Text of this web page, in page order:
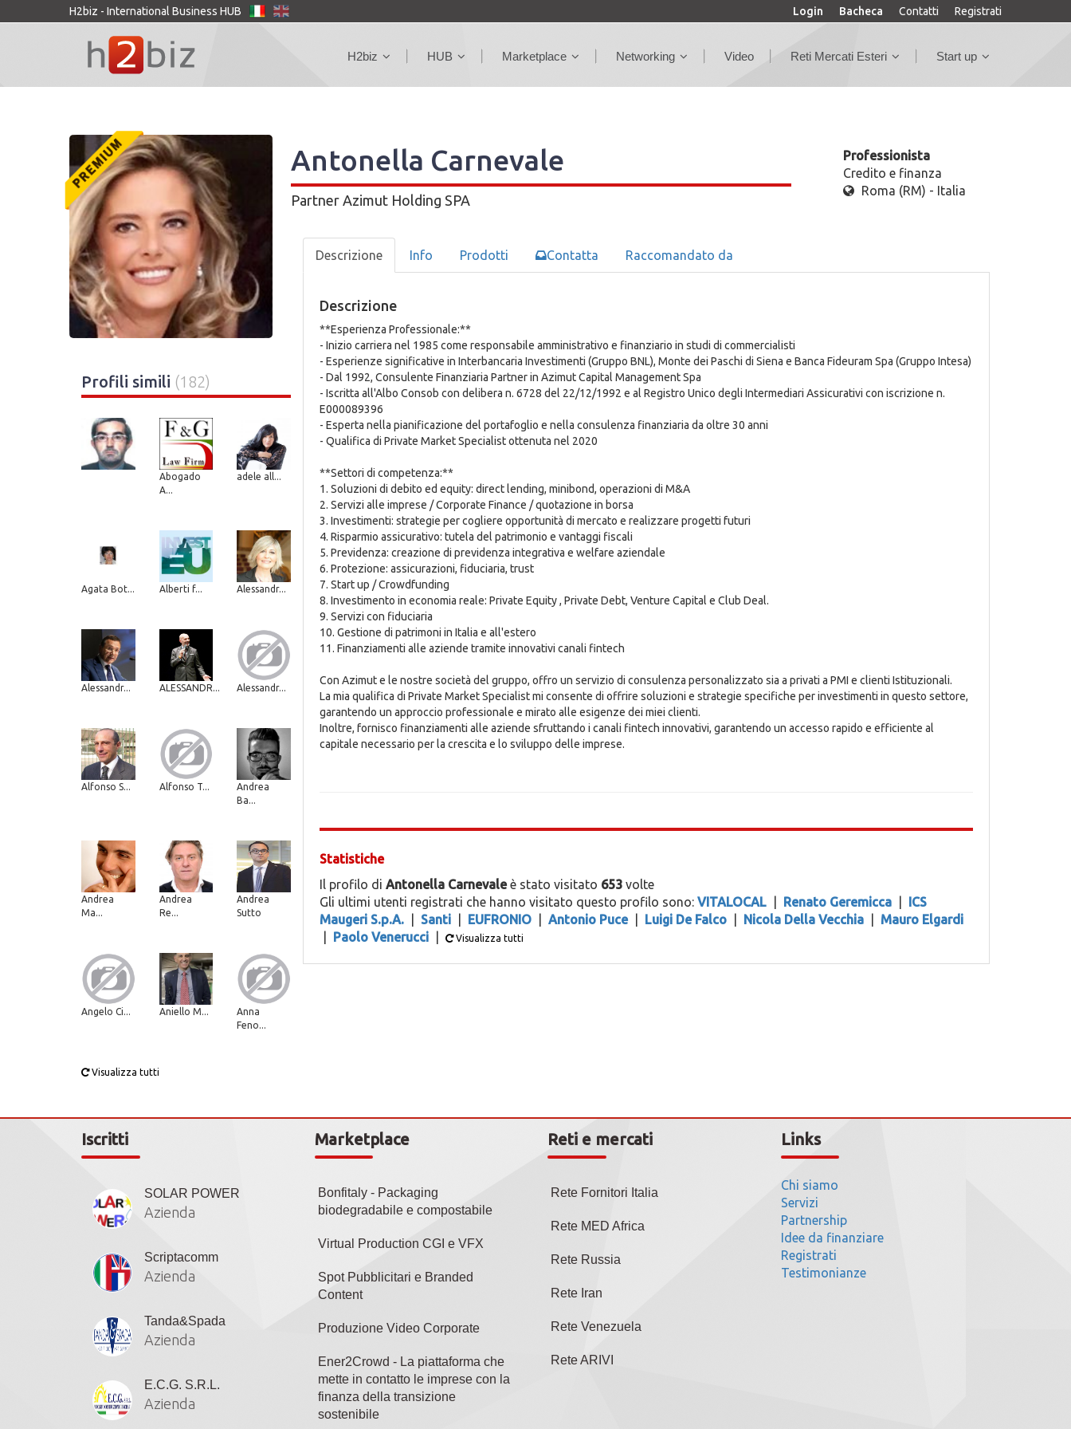
H2biz - International Business HUB Login Bacheca Contatti Registrati
H2biz HUB Marketplace Networking Video Reti Mercati Esteri Start up
Antonella Carnevale
Partner Azimut Holding SPA
Professionista
Credito e finanza
Roma (RM) - Italia
Profili simili (182)
Abogado
A...
adele all...
Agata Bot... Alberti f... Alessandr...
Alessandr... ALESSANDR... Alessandr...
Alfonso S... Alfonso T...
Andrea
Ba...
Andrea
Ma...
Andrea
Re...
Andrea
Sutto
Angelo Ci... Aniello M...
Anna
Feno...
Visualizza tutti
Descrizione Info Prodotti Contatta Raccomandato da
Descrizione
**Esperienza Professionale:**
- Inizio carriera nel 1985 come responsabile amministrativo e finanziario in studi di commercialisti
- Esperienze significative in Interbancaria Investimenti (Gruppo BNL), Monte dei Paschi di Siena e Banca Fideuram Spa (Gruppo Intesa)
- Dal 1992, Consulente Finanziaria Partner in Azimut Capital Management Spa
- Iscritta all'Albo Consob con delibera n. 6728 del 22/12/1992 e al Registro Unico degli Intermediari Assicurativi con iscrizione n.
E000089396
- Esperta nella pianificazione del portafoglio e nella consulenza finanziaria da oltre 30 anni
- Qualifica di Private Market Specialist ottenuta nel 2020
**Settori di competenza:**
1. Soluzioni di debito ed equity: direct lending, minibond, operazioni di M&A
2. Servizi alle imprese / Corporate Finance / quotazione in borsa
3. Investimenti: strategie per cogliere opportunità di mercato e realizzare progetti futuri
4. Risparmio assicurativo: tutela del patrimonio e vantaggi fiscali
5. Previdenza: creazione di previdenza integrativa e welfare aziendale
6. Protezione: assicurazioni, fiduciaria, trust
7. Start up / Crowdfunding
8. Investimento in economia reale: Private Equity , Private Debt, Venture Capital e Club Deal.
9. Servizi con fiduciaria
10. Gestione di patrimoni in Italia e all'estero
11. Finanziamenti alle aziende tramite innovativi canali fintech
Con Azimut e le nostre società del gruppo, offro un servizio di consulenza personalizzato sia a privati a PMI e clienti Istituzionali.
La mia qualifica di Private Market Specialist mi consente di offrire soluzioni e strategie specifiche per investimenti in questo settore,
garantendo un approccio professionale e mirato alle esigenze dei miei clienti.
Inoltre, fornisco finanziamenti alle aziende sfruttando i canali fintech innovativi, garantendo un accesso rapido e efficiente al
capitale necessario per la crescita e lo sviluppo delle imprese.
Statistiche
Il profilo di Antonella Carnevaleè stato visitato 653volte
Gli ultimi utenti registrati che hanno visitato questo profilo sono: VITALOCAL Renato Geremicca
ICS
Maugeri S.p.A.
Santi EUFRONIO Antonio Puce Luigi De Falco Nicola Della Vecchia
Mauro Elgardi
Paolo Venerucci Visualizza tutti
Iscritti
SOLAR POWER
Azienda
Scriptacomm
Azienda
Tanda&Spada
Azienda
E.C.G. S.R.L.
Azienda
Marketplace
Bonfitaly - Packaging
biodegradabile e compostabile
Virtual Production CGI e VFX
Spot Pubblicitari e Branded
Content
Produzione Video Corporate
Ener2Crowd - La piattaforma che
mette in contatto le imprese con la
finanza della transizione
sostenibile
Reti e mercati
Rete Fornitori Italia
Rete MED Africa
Rete Russia
Rete Iran
Rete Venezuela
Rete ARIVI
Links
Chi siamo
Servizi
Partnership
Idee da finanziare
Registrati
Testimonianze